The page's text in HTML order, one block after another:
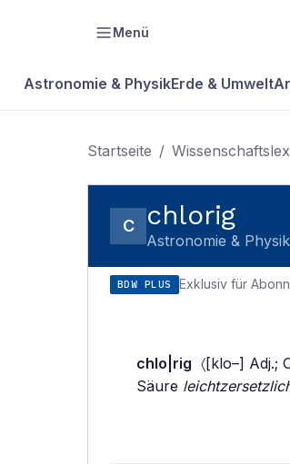
Menü
Astronomie & PhysikErde & Umwelt
Startseite /
C chlorig
Astronomie & Physik
BDW PLUS Exklusiv für
chlo|rig 〈[klo–] Adj.;
Säure